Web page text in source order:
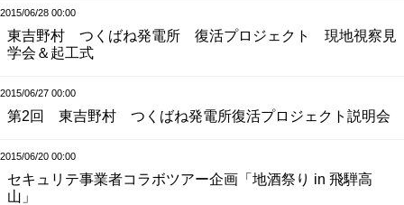
2015/06/28 00:00
東吉野村 つくばね発電所 復活プロジェクト 現地視察見
学会＆起工式
2015/06/27 00:00
第2回 東吉野村 つくばね発電所復活プロジェクト説明会
2015/06/20 00:00
セキュリテ事業者コラボツアー企画「地酒祭り in 飛騨高
山」